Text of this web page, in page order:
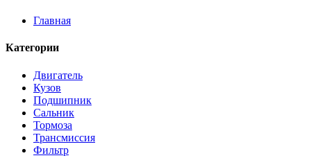
Главная
Категории
Двигатель
Кузов
Подшипник
Сальник
Тормоза
Трансмиссия
Фильтр